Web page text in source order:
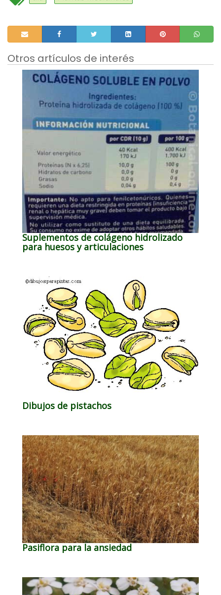
Otros artículos de interés
Suplementos de colágeno hidrolizado
para huesos y articulaciones
Dibujos de pistachos
Pasiflora para la ansiedad